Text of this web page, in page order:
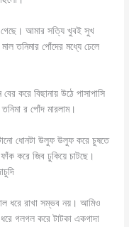
গেছে। আমার সত্যি খুবই সুখ
তনিমার পোঁদের মধ্যে ঢেলে
করে বিছানায় উঠে পাসাপাসি
র পোঁদ মারলাম।
ধোনটা উলুফ উলুফ করে চুষতে
করে জিব ঢুকিয়ে চাটছে।
ধরে রাখা সম্ভব নয়। আমিও
ধরে গলগল করে টাটকা একগাদা